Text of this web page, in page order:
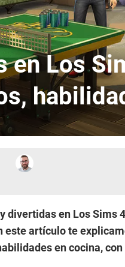
en Los
en Los Sims
artículo te
en cocina,